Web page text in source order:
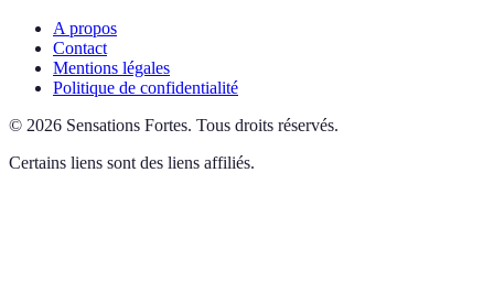
A propos
Contact
Mentions légales
Politique de confidentialité
© 2026 Sensations Fortes. Tous droits réservés.
Certains liens sont des liens affiliés.